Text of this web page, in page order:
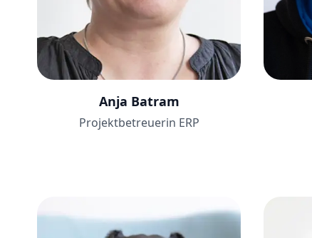
Anja Batram
Projektbetreuerin ERP